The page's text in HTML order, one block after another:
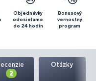
Objednávky
odosielame
do 24 hodín
Bonusový
vernostný
program
2
Otázky